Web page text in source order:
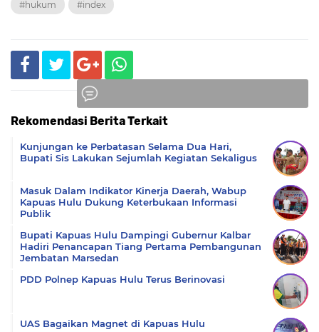
#hukum #index
Rekomendasi Berita Terkait
Kunjungan ke Perbatasan Selama Dua Hari,
Bupati Sis Lakukan Sejumlah Kegiatan Sekaligus
Masuk Dalam Indikator Kinerja Daerah, Wabup
Kapuas Hulu Dukung Keterbukaan Informasi
Publik
Bupati Kapuas Hulu Dampingi Gubernur Kalbar
Hadiri Penancapan Tiang Pertama Pembangunan
Jembatan Marsedan
PDD Polnep Kapuas Hulu Terus Berinovasi
UAS Bagaikan Magnet di Kapuas Hulu